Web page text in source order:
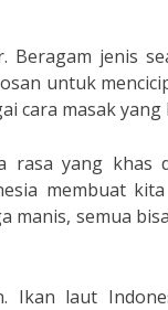
Beragam jenis
untuk
cara masak yang
rasa yang khas
membuat
manis, semua
Ikan laut